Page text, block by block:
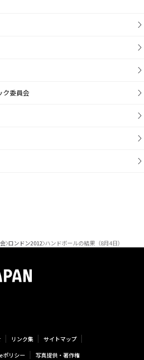
ク委員会
ロンドン2012 ハンドボールの結果（8月4日）
リンク集
サイトマップ
ポリシー 写真提供・著作権